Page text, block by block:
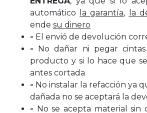
automático
la garantía, la
ende su dinero
- El envió de devolución
- No dañar ni pegar
producto y si lo hace que
antes cortada
- No instalar la refacción ya
dañada no se aceptará la
- No se acepta material sin